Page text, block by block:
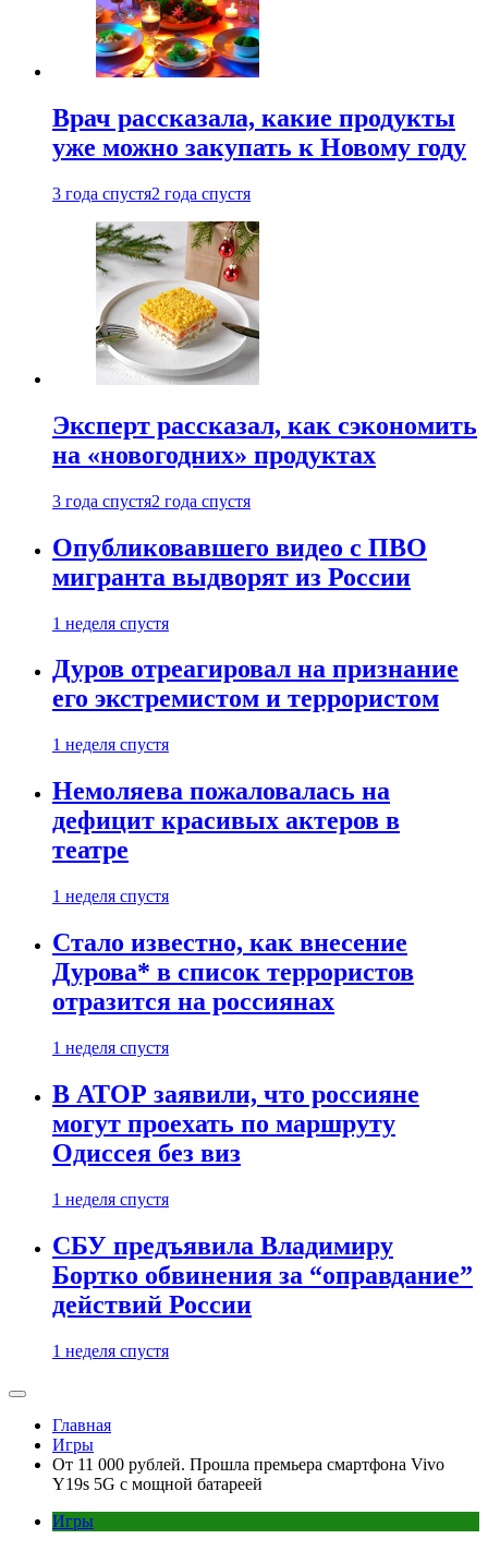
Врач рассказала, какие продукты
уже можно закупать к Новому году
3 года спустя2 года спустя
Эксперт рассказал, как сэкономить
на «новогодних» продуктах
3 года спустя2 года спустя
Опубликовавшего видео с ПВО
мигранта выдворят из России
1 неделя спустя
Дуров отреагировал на признание
его экстремистом и террористом
1 неделя спустя
Немоляева пожаловалась на
дефицит красивых актеров в
театре
1 неделя спустя
Стало известно, как внесение
Дурова* в список террористов
отразится на россиянах
1 неделя спустя
В АТОР заявили, что россияне
могут проехать по маршруту
Одиссея без виз
1 неделя спустя
СБУ предъявила Владимиру
Бортко обвинения за “оправдание”
действий России
1 неделя спустя
Главная
Игры
От 11 000 рублей. Прошла премьера смартфона Vivo
Y19s 5G с мощной батареей
Игры